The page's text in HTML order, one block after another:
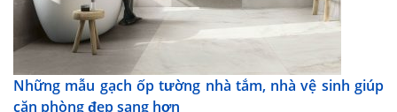
Những mẫu gạch ốp tường nhà tắm, nhà vệ sinh giúp
căn phòng đẹp sang hơn